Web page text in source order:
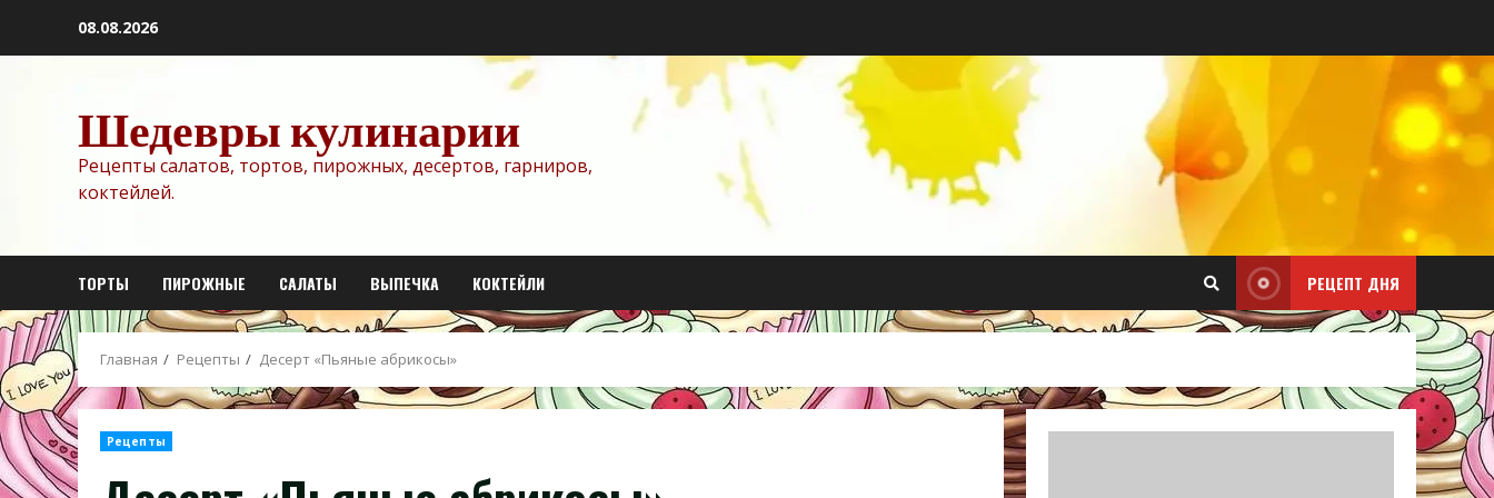
08.08.2026
Шедевры кулинарии
Рецепты салатов, тортов, пирожных, десертов, гарниров,
коктейлей.
ТОРТЫ ПИРОЖНЫЕ САЛАТЫ ВЫПЕЧКА КОКТЕЙЛИ РЕЦЕПТ ДНЯ
Главная Рецепты Десерт «Пьяные абрикосы»
Рецепты